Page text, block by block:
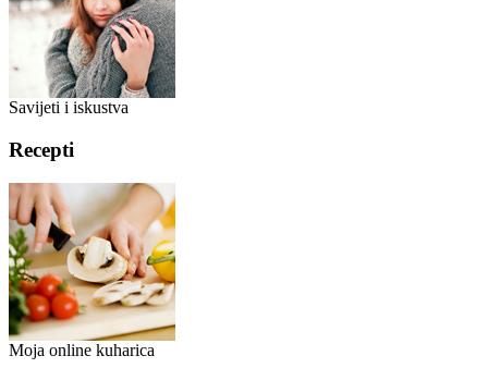
Savijeti i iskustva
Recepti
Moja online kuharica